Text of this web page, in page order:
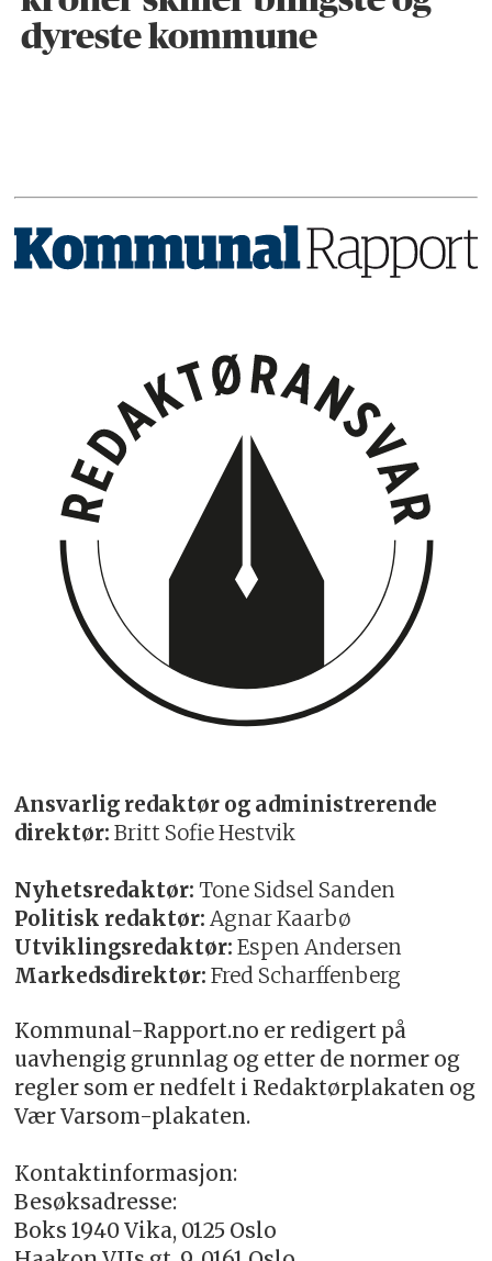
dyreste kommune
Ansvarlig redaktør og administrerende
direktør: Britt Sofie Hestvik
Nyhetsredaktør: Tone Sidsel Sanden
Politisk redaktør: Agnar Kaarbø
Utviklingsredaktør: Espen Andersen
Markedsdirektør: Fred Scharffenberg
Kommunal-Rapport.no er redigert på
uavhengig grunnlag og etter de normer og
regler som er nedfelt i Redaktørplakaten og
Vær Varsom-plakaten.
Kontaktinformasjon:
Besøksadresse:
Boks 1940 Vika, 0125 Oslo